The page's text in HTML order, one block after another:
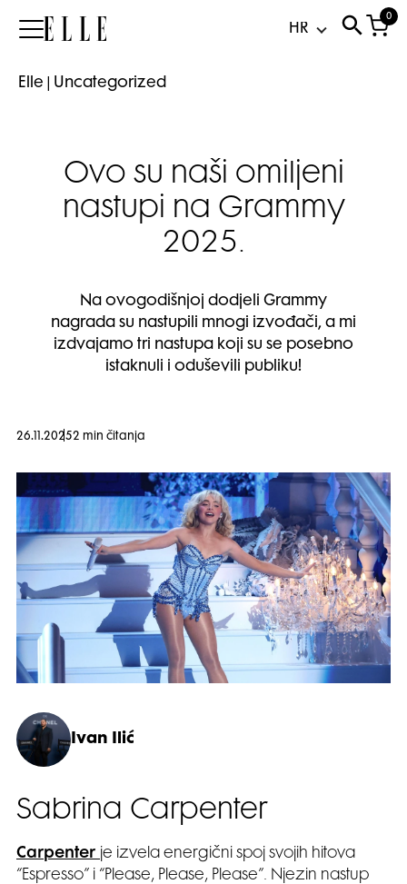
Elle
0
Elle Uncategorized
Ovo su naši omiljeni
nastupi na Grammy
2025.
Na ovogodišnjoj dodjeli Grammy
nagrada su nastupili mnogi izvođači, a mi
izdvajamo tri nastupa koji su se posebno
istaknuli i oduševili publiku!
26.11.20252 min čitanja
Ivan Ilić
Sabrina Carpenter
Carpenter je izvela energični spoj svojih hitova
“Espresso” i “Please, Please, Please”. Njezin nastup